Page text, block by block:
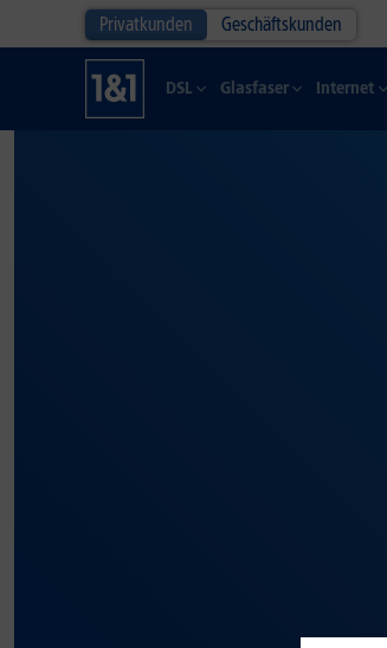
Privatkunden Geschäftskunden
DSL Glasfaser Internet